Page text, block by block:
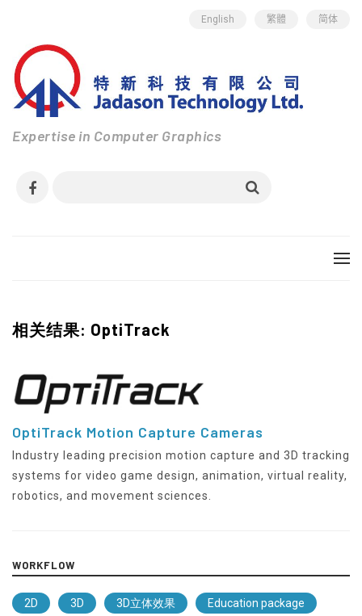
English 繁體 简体
Expertise in Computer Graphics
相关结果: OptiTrack
OptiTrack Motion Capture Cameras
Industry leading precision motion capture and 3D tracking
systems for video game design, animation, virtual reality,
robotics, and movement sciences.
WORKFLOW
2D 3D 3D立体效果 Education package